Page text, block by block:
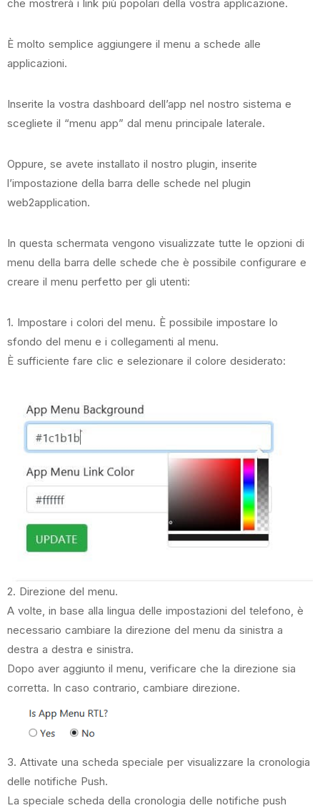
che mostrerà i link più popolari della vostra applicazione.
È molto semplice aggiungere il menu a schede alle
applicazioni.
Inserite la vostra dashboard dell’app nel nostro sistema e
scegliete il “menu app” dal menu principale laterale.
Oppure, se avete installato il nostro plugin, inserite
l’impostazione della barra delle schede nel plugin
web2application.
In questa schermata vengono visualizzate tutte le opzioni di
menu della barra delle schede che è possibile configurare e
creare il menu perfetto per gli utenti:
1. Impostare i colori del menu. È possibile impostare lo
sfondo del menu e i collegamenti al menu.
È sufficiente fare clic e selezionare il colore desiderato:
2. Direzione del menu.
A volte, in base alla lingua delle impostazioni del telefono, è
necessario cambiare la direzione del menu da sinistra a
destra a destra e sinistra.
Dopo aver aggiunto il menu, verificare che la direzione sia
corretta. In caso contrario, cambiare direzione.
3. Attivate una scheda speciale per visualizzare la cronologia
delle notifiche Push.
La speciale scheda della cronologia delle notifiche push